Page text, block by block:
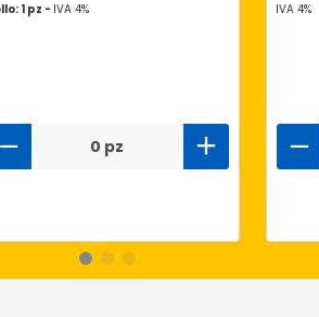
1 pz - IVA 4%
0 pz
IVA 4%